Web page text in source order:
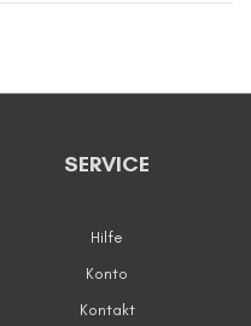
SERVICE
Hilfe
Konto
Kontakt